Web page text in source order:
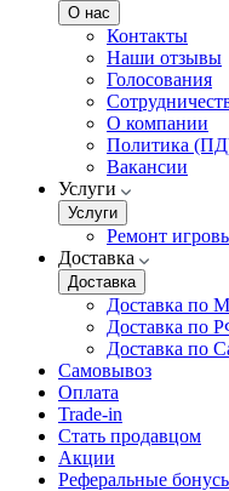
О нас
Контакты
Наши отзывы
Голосования
О компании
Политика
Вакансии
Услуги
Услуги
Ремонт
Доставка
Доставка
Доставка по
Доставка по
Доставка по
Самовывоз
Оплата
Trade-in
Стать продавцом
Акции
Реферальные